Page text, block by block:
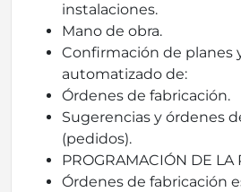
instalaciones.
Mano de obra.
Confirmación de planes
automatizado de:
Órdenes de fabricación.
Sugerencias y órdenes
(pedidos).
PROGRAMACIÓN DE LA
Órdenes de fabricación